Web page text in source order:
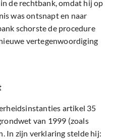
de rechtbank, omdat hij op
was ontsnapt en naar
schorste de procedure
vertegenwoordiging
artikel 35
van 1999 (zoals
In zijn verklaring stelde hij: